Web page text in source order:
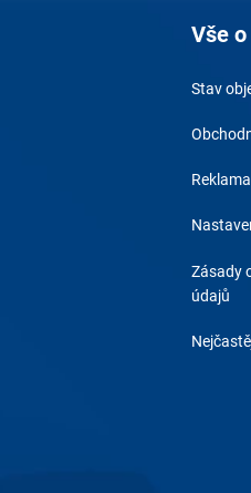
Vše
Stav
Zásady
údajů